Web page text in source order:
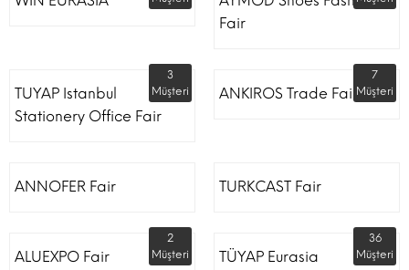
Fair
TUYAP Istanbul
Stationery Office Fair
3
Müşteri
ANKIROS Trade Fairs
7
Müşteri
ANNOFER Fair TURKCAST Fair
ALUEXPO Fair
2
Müşteri
TÜYAP Eurasia
36
Müşteri